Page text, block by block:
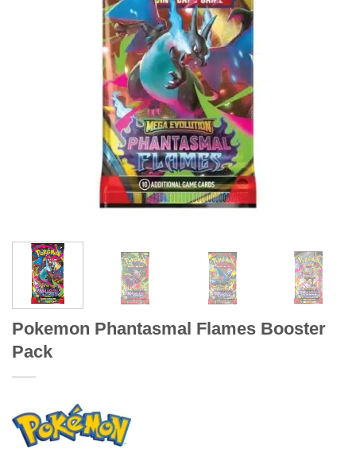
Pokemon Phantasmal Flames Booster
Pack